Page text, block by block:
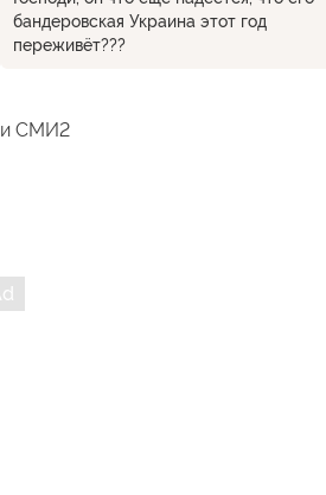
бандеровская Украина этот год
переживёт???
СМИ2